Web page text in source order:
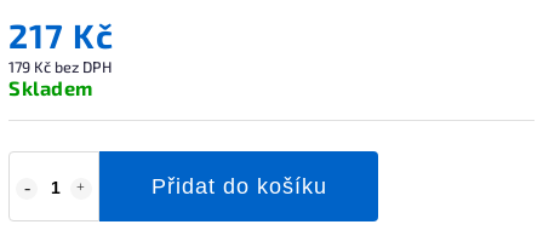
217 Kč
179 Kč bez DPH
Skladem
Přidat do košíku